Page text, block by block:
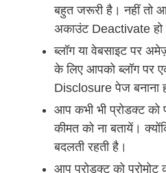
बहुत जरूरी है। नहीं तो
अकाउंट Deactivate हो
ब्लॉग या वेबसाइट पर
के लिए आपको ब्लॉग पर
Disclosure पेज बनाना
आप कभी भी प्रोडक्ट को
कीमत को ना बतायें।
बदलती रहती है।
आप प्रोडक्ट को प्रोमोट